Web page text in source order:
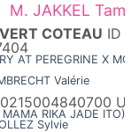
M. JAKKEL
COTEAU ID :
AT PEREGRINE X
Valérie
RIKA JADE ITO)
Sylvie